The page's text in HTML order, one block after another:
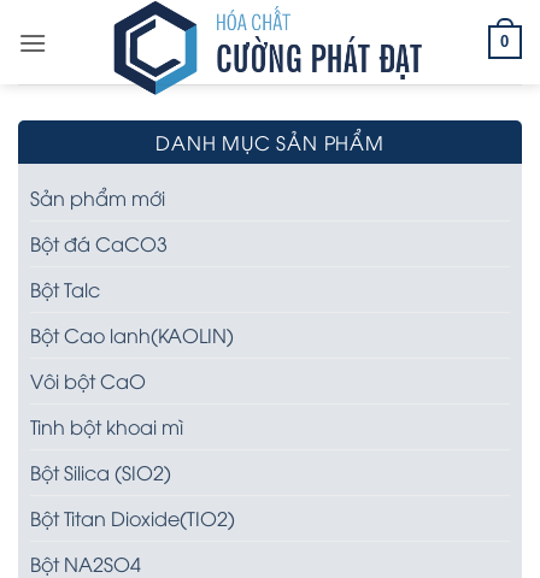
qua
0
DANH MỤC SẢN PHẨM
Sản phẩm mới
Bột đá CaCO3
Bột Talc
Bột Cao lanh(KAOLIN)
Vôi bột CaO
Tinh bột khoai mì
Bột Silica (SIO2)
Bột Titan Dioxide(TIO2)
Bột NA2SO4